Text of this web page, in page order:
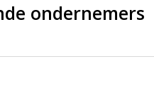
ondernemers